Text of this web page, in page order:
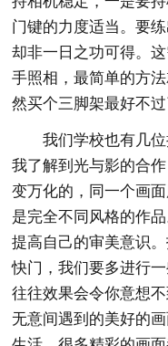
门键的力度适当。要
却非一日之功可得。
手照相，最简单的方
然买个三脚架最好不过
我们学校也有几
我了解到光与影的合
变万化的，同一个画
是完全不同风格的作
提高自己的审美意识
快门，我们要多进行
往往效果会令你意想
无意间遇到的美好的